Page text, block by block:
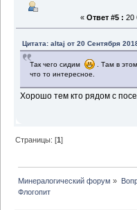
« Ответ #5 : 20
Цитата: altaj от 20 Сентября
Так чего сидим
. Там в
что то интересное.
Хорошо тем кто рядом с
Страницы: [1]
Минералогический форум »
Флогопит